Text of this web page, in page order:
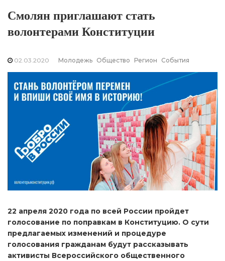
Смолян приглашают стать
волонтерами Конституции
02.03.2020 Молодежь Общество Регион События
22 апреля 2020 года по всей России пройдет
голосование по поправкам в Конституцию. О сути
предлагаемых изменений и процедуре
голосования гражданам будут рассказывать
активисты Всероссийского общественного